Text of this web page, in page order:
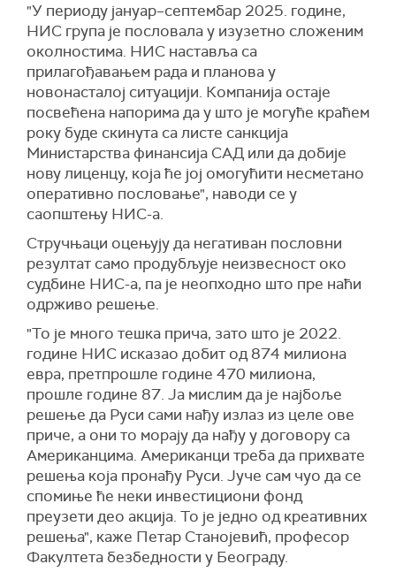
"У периоду јануар–септембар 2025. године,
НИС група је пословала у изузетно сложеним
околностима. НИС наставља са
прилагођавањем рада и планова у
новонасталој ситуацији. Компанија остаје
посвећена напорима да у што је могуће краћем
року буде скинута са листе санкција
Министарства финансија САД или да добије
нову лиценцу, која ће јој омогућити несметано
оперативно пословање", наводи се у
саопштењу НИС-а.
Стручњаци оцењују да негативан пословни
резултат само продубљује неизвесност око
судбине НИС-а, па је неопходно што пре наћи
одрживо решење.
"То је много тешка прича, зато што је 2022.
године НИС исказао добит од 874 милиона
евра, претпрошле године 470 милиона,
прошле године 87. Ја мислим да је најбоље
решење да Руси сами нађу излаз из целе ове
приче, а они то морају да нађу у договору са
Американцима. Американци треба да прихвате
решења која пронађу Руси. Јуче сам чуо да се
спомиње ће неки инвестициони фонд
преузети део акција. То је једно од креативних
решења", каже Петар Станојевић, професор
Факултета безбедности у Београду.